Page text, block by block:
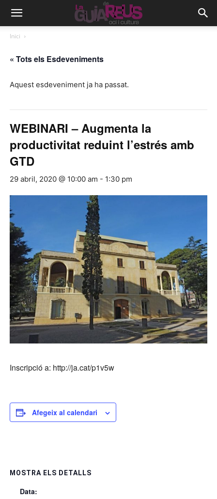
Inici
« Tots els Esdeveniments
Aquest esdeveniment ja ha passat.
WEBINARI – Augmenta la
productivitat reduint l’estrés amb
GTD
29 abril, 2020 @ 10:00 am - 1:30 pm
Inscripció a: http://ja.cat/p1v5w
Afegeix al calendari
MOSTRA ELS DETALLS
Data: